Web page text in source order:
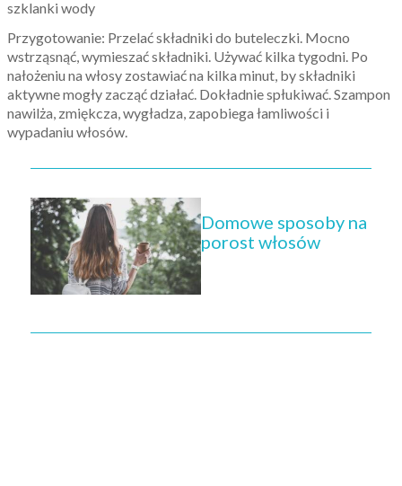
szklanki wody
Przygotowanie: Przelać składniki do buteleczki. Mocno
wstrząsnąć, wymieszać składniki. Używać kilka tygodni. Po
nałożeniu na włosy zostawiać na kilka minut, by składniki
aktywne mogły zacząć działać. Dokładnie spłukiwać. Szampon
nawilża, zmiękcza, wygładza, zapobiega łamliwości i
wypadaniu włosów.
Domowe sposoby na
porost włosów